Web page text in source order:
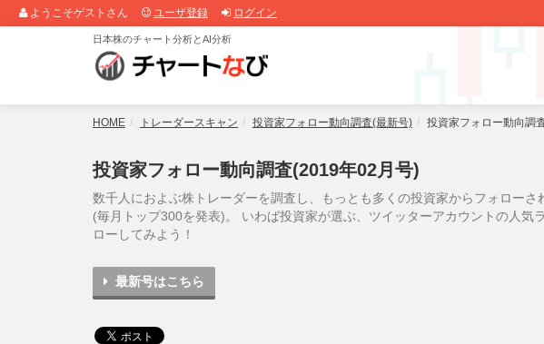
ようこそゲストさん ユーザ登録 ログイン
日本株のチャート分析とAI分析
HOME トレーダースキャン 投資家フォロー動向調査(最新号) 投資家フォロー動向調
投資家フォロー動向調査(2019年02月号)
数千人におよぶ株トレーダーを調査し、もっとも多くの投資家からフォロー
(毎月トップ300を発表)。 いわば投資家が選ぶ、ツイッターアカウントの人気
ローしてみよう！
最新号はこちら